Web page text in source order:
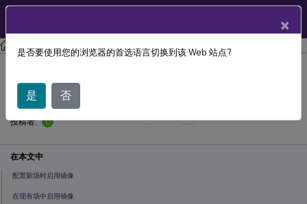
Citrix Provisioning Citrix Provisioning 2311
数据库镜像
September 13,
2024
投稿者:
C
在本文中
配置新场时启用镜像
在现有场中启用镜像
×
是否要使用您的浏览器的首选语言切换到该 Web 站点?
是 否